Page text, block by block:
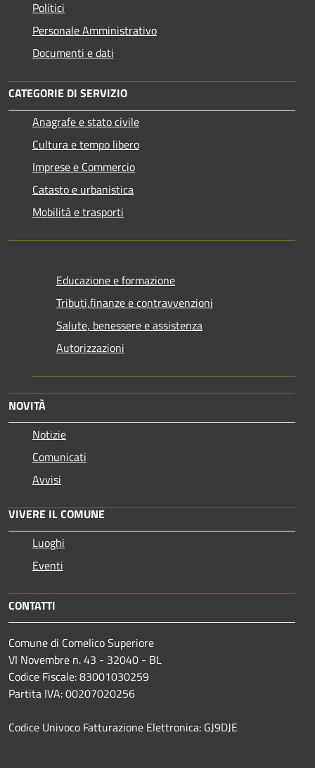
Politici
Personale Amministrativo
Documenti e dati
CATEGORIE DI SERVIZIO
Anagrafe e stato civile
Cultura e tempo libero
Imprese e Commercio
Catasto e urbanistica
Mobilità e trasporti
Educazione e formazione
Tributi,finanze e contravvenzioni
Salute, benessere e assistenza
Autorizzazioni
NOVITÀ
Notizie
Comunicati
Avvisi
VIVERE IL COMUNE
Luoghi
Eventi
CONTATTI
Comune di Comelico Superiore
VI Novembre n. 43 - 32040 - BL
Codice Fiscale: 83001030259
Partita IVA: 00207020256
Codice Univoco Fatturazione Elettronica: GJ9DJE